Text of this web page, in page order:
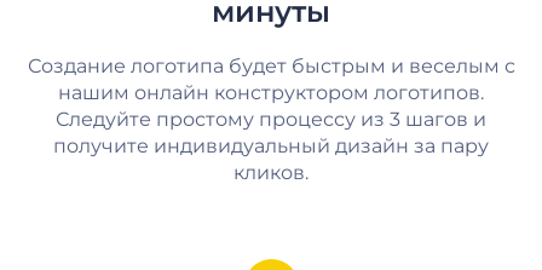
минуты
Создание логотипа будет быстрым и веселым с
нашим онлайн конструктором логотипов.
Следуйте простому процессу из 3 шагов и
получите индивидуальный дизайн за пару
кликов.